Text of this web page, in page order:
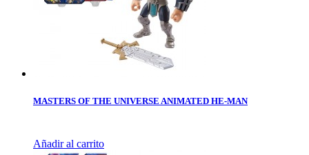
MASTERS OF THE UNIVERSE ANIMATED HE-MAN
Añadir al carrito